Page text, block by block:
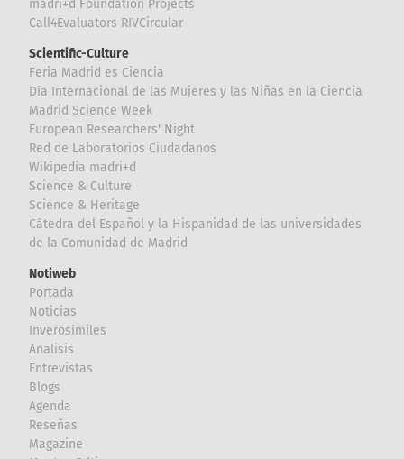
madri+d Foundation Projects
Call4Evaluators RIVCircular
Scientific-Culture
Feria Madrid es Ciencia
Día Internacional de las Mujeres y las Niñas en la Ciencia
Madrid Science Week
European Researchers' Night
Red de Laboratorios Ciudadanos
Wikipedia madri+d
Science & Culture
Science & Heritage
Cátedra del Español y la Hispanidad de las universidades
de la Comunidad de Madrid
Notiweb
Portada
Noticias
Inverosímiles
Analisis
Entrevistas
Blogs
Agenda
Reseñas
Magazine